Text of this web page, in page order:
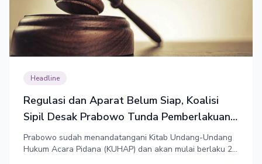
Headline
Regulasi dan Aparat Belum Siap, Koalisi
Sipil Desak Prabowo Tunda Pemberlakuan
KUHAP Baru
Prabowo sudah menandatangani Kitab Undang-Undang
Hukum Acara Pidana (KUHAP) dan akan mulai berlaku 2